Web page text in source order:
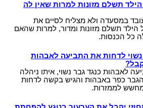
תשלם מזונות למרות שאין לה
קטין בן 10, העובד במסעדה ולא מצליח לסיים את
תשלם מזונות ומדור, למרות שהאם
כל הכנסות.
לדחות את התביעה לאבהות
לאבהות כנגד גבר נשוי, איתו ניהלה
הגבר כפר באבהות והגיש בקשה לדחות
לממזרות.